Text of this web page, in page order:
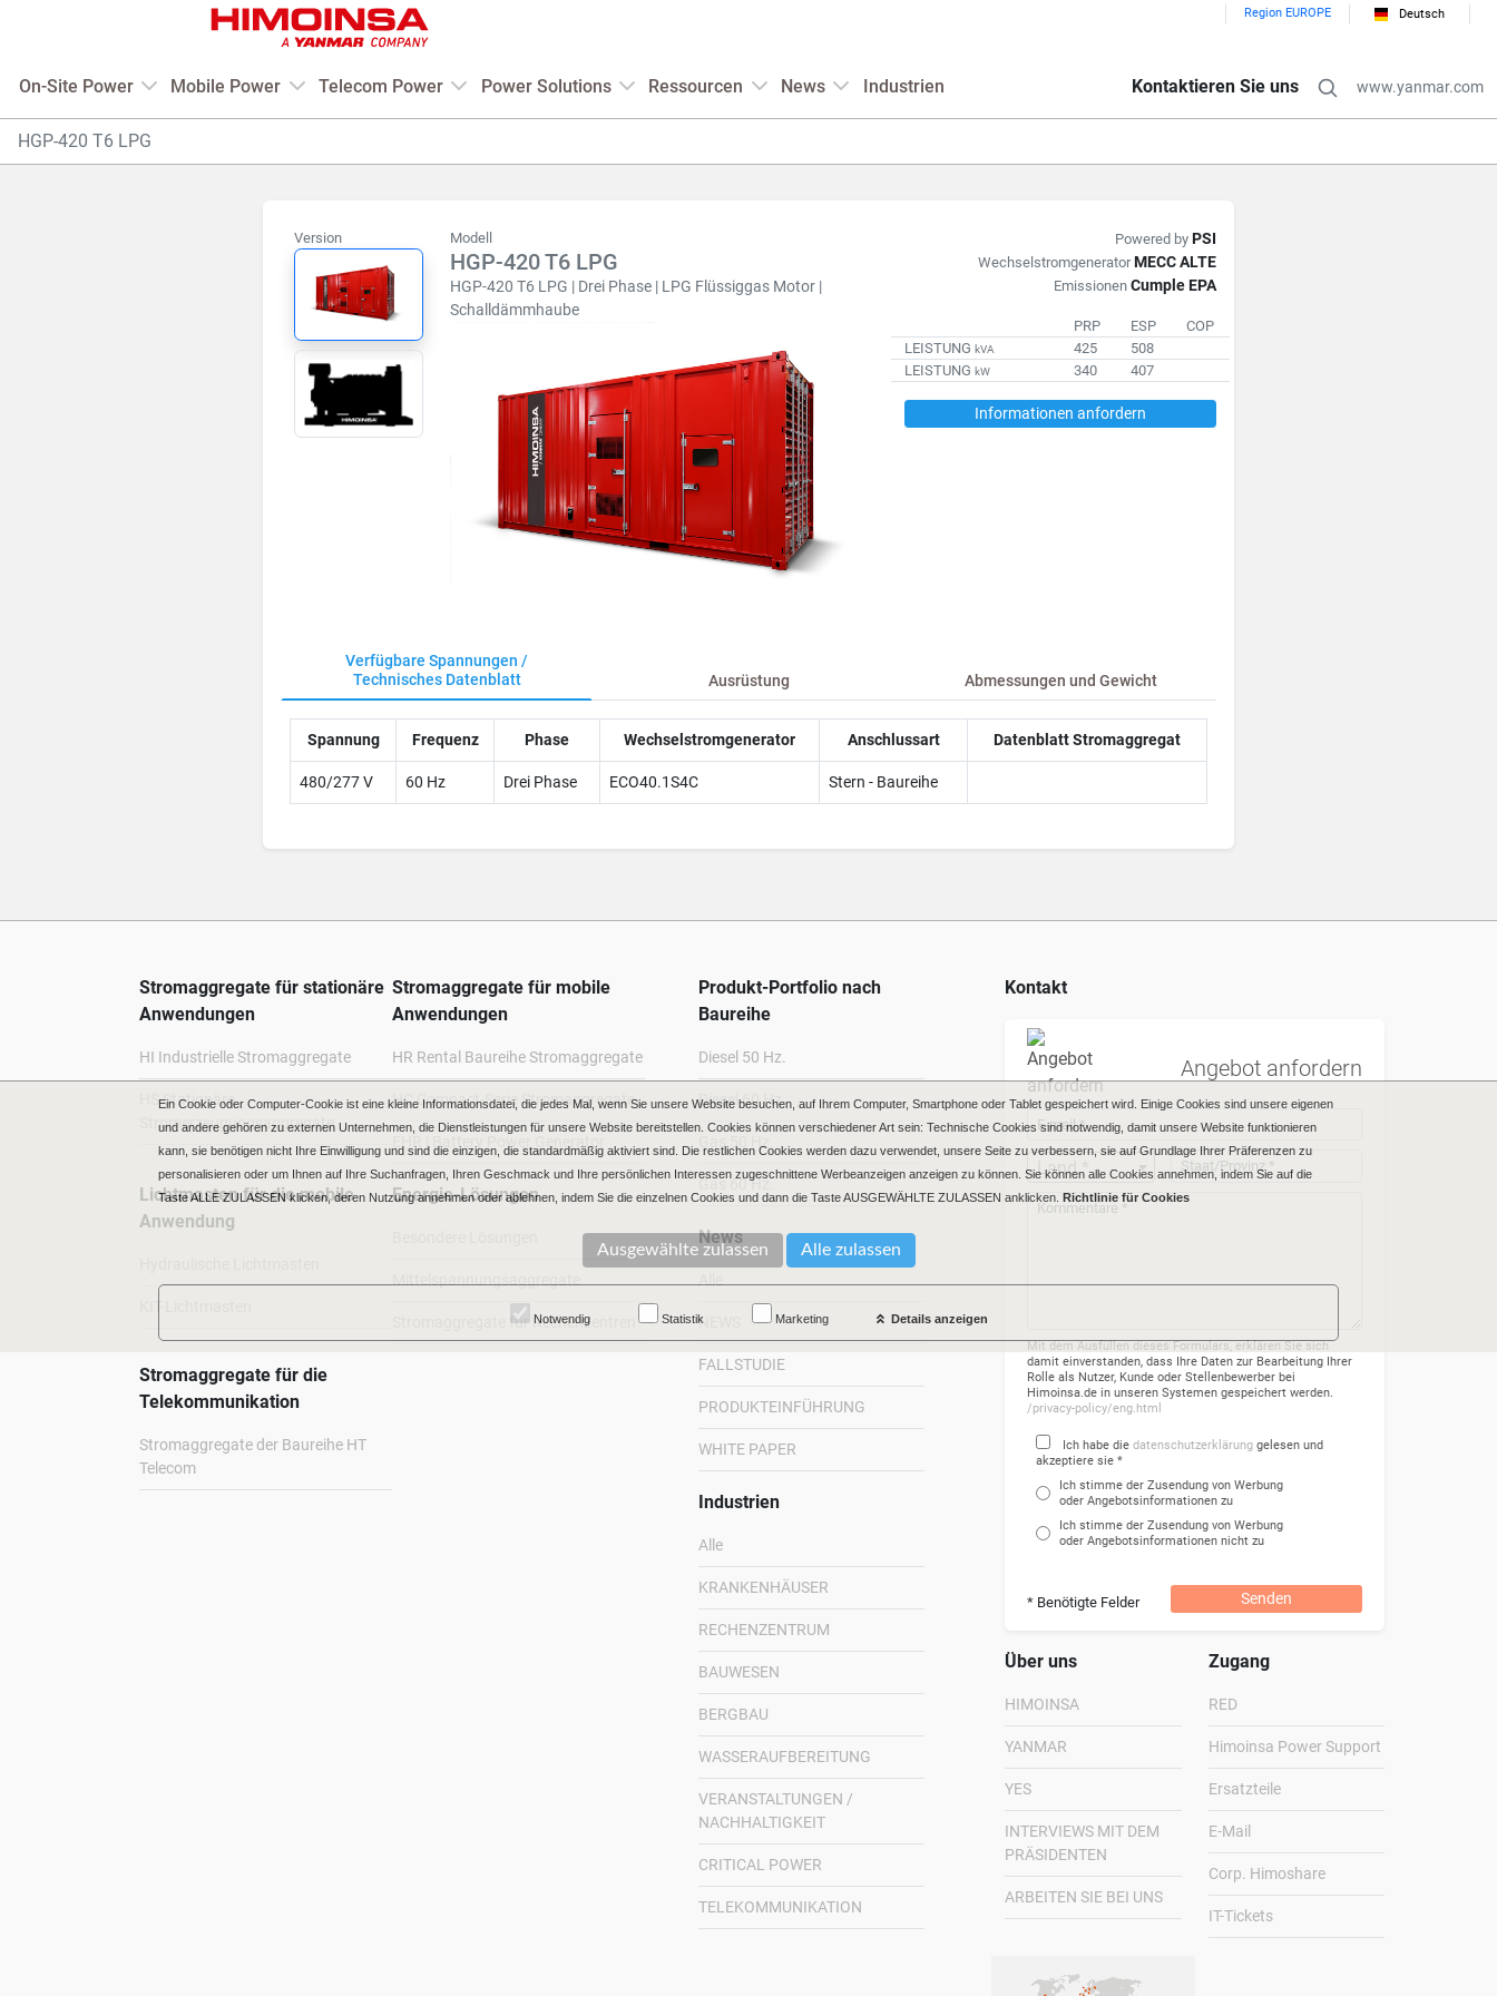
Region EUROPE Deutsch
On-Site Power Mobile Power Telecom Power Power Solutions Ressourcen News Industrien Kontaktieren Sie uns www.yanmar.com
HGP-420 T6 LPG
Version Modell
HGP-420 T6 LPG
HGP-420 T6 LPG | Drei Phase | LPG Flüssiggas Motor |
Schalldämmhaube
Powered by PSI
WechselstromgeneratorMECC ALTE
Emissionen Cumple EPA
PRP ESP
COP
LEISTUNG kVA 425
508
LEISTUNG kW 340 407
Informationen anfordern
Verfügbare Spannungen /
Technisches Datenblatt
Ausrüstung Abmessungen und Gewicht
Spannung Frequenz Phase Wechselstromgenerator Anschlussart Datenblatt Stromaggregat
480/277 V 60 Hz Drei Phase ECO40.1S4C Stern - Baureihe
Stromaggregate für stationäre
Anwendungen
HI Industrielle Stromaggregate
HS Stationäre
Stromerzeugungsaggregate
Stromaggregate für mobile
Anwendungen
HR Rental Baureihe Stromaggregate
HC Compact-Serie Stromaggregate
EHR | Battery Power Generator
Lichtmasten für die mobile
Anwendung
Energie-Lösungen
Mittelspannungsaggregate
Stromaggregate für Rechenzentren
Stromaggregate für die
Telekommunikation
Stromaggregate der Baureihe HT
Telecom
Produkt-Portfolio nach
Baureihe
Diesel 50 Hz.
Diesel 60 Hz.
Gas 50 Hz.
Gas 60 Hz.
News
Alle
NEWS
FALLSTUDIE
PRODUKTEINFÜHRUNG
WHITE PAPER
Industrien
Alle
KRANKENHÄUSER
RECHENZENTRUM
BAUWESEN
BERGBAU
WASSERAUFBEREITUNG
VERANSTALTUNGEN /
NACHHALTIGKEIT
CRITICAL POWER
TELEKOMMUNIKATION
Kontakt
Angebot anfordern
Land *
Mit dem Ausfüllen dieses Formulars, erklären Sie sich
damit einverstanden, dass Ihre Daten zur Bearbeitung Ihrer
Rolle als Nutzer, Kunde oder Stellenbewerber bei
Himoinsa.de in unseren Systemen gespeichert werden.
/privacy-policy/eng.html
Ich habe die datenschutzerklärung gelesen und
akzeptiere sie *
Ich stimme der Zusendung von Werbung
oder Angebotsinformationen zu
Ich stimme der Zusendung von Werbung
oder Angebotsinformationen nicht zu
* Benötigte Felder Senden
Über uns
HIMOINSA
YANMAR
YES
INTERVIEWS MIT DEM
PRÄSIDENTEN
ARBEITEN SIE BEI UNS
Zugang
RED
Himoinsa Power Support
Ersatzteile
E-Mail
Corp. Himoshare
IT-Tickets
Ein Cookie oder Computer-Cookie ist eine kleine Informationsdatei, die jedes Mal, wenn Sie unsere Website besuchen, auf Ihrem Computer, Smartphone oder Tablet gespeichert wird. Einige Cookies sind unsere eigenen
und andere gehören zu externen Unternehmen, die Dienstleistungen für unsere Website bereitstellen. Cookies können verschiedener Art sein: Technische Cookies sind notwendig, damit unsere Website funktionieren
kann, sie benötigen nicht Ihre Einwilligung und sind die einzigen, die standardmäßig aktiviert sind. Die restlichen Cookies werden dazu verwendet, unsere Seite zu verbessern, sie auf Grundlage Ihrer Präferenzen zu
personalisieren oder um Ihnen auf Ihre Suchanfragen, Ihren Geschmack und Ihre persönlichen Interessen zugeschnittene Werbeanzeigen anzeigen zu können. Sie können alle Cookies annehmen, indem Sie auf die
Taste ALLE ZULASSEN klicken, deren Nutzung annehmen oder ablehnen, indem Sie die einzelnen Cookies und dann die Taste AUSGEWÄHLTE ZULASSEN anklicken. Richtlinie für Cookies
Notwendig Statistik Marketing Details anzeigen